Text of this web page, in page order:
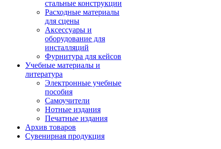
стальные конструкции
Расходные материалы
для сцены
Аксессуары и
оборудование для
инсталляций
Фурнитура для кейсов
Учебные материалы и
литература
Электронные учебные
пособия
Самоучители
Нотные издания
Печатные издания
Архив товаров
Сувенирная продукция